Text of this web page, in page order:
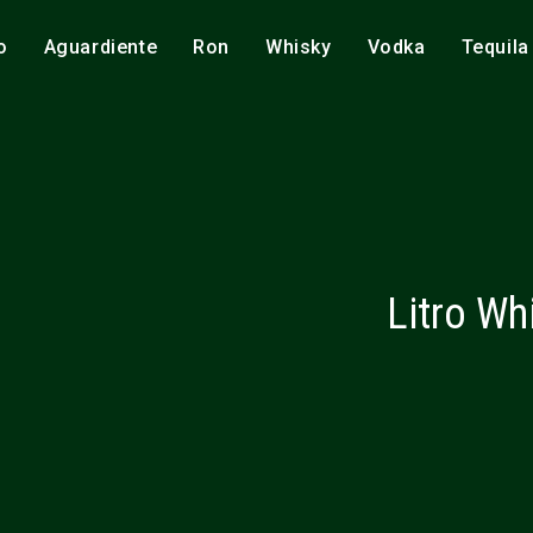
Aguardiente Ron Whisky Vodka Tequila
Litro